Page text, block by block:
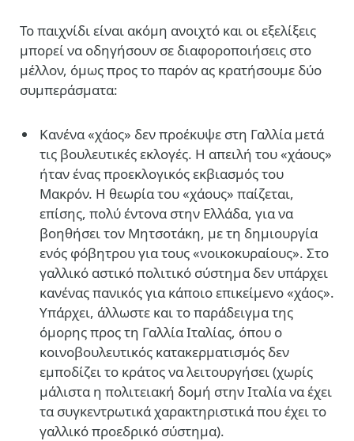
Το παιχνίδι είναι ακόμη ανοιχτό και οι εξελίξεις
μπορεί να οδηγήσουν σε διαφοροποιήσεις στο
μέλλον, όμως προς το παρόν ας κρατήσουμε δύο
συμπεράσματα:
Κανένα «χάος» δεν προέκυψε στη Γαλλία μετά
τις βουλευτικές εκλογές. Η απειλή του «χάους»
ήταν ένας προεκλογικός εκβιασμός του
Μακρόν. Η θεωρία του «χάους» παίζεται,
επίσης, πολύ έντονα στην Ελλάδα, για να
βοηθήσει τον Μητσοτάκη, με τη δημιουργία
ενός φόβητρου για τους «νοικοκυραίους». Στο
γαλλικό αστικό πολιτικό σύστημα δεν υπάρχει
κανένας πανικός για κάποιο επικείμενο «χάος».
Υπάρχει, άλλωστε και το παράδειγμα της
όμορης προς τη Γαλλία Ιταλίας, όπου ο
κοινοβουλευτικός κατακερματισμός δεν
εμποδίζει το κράτος να λειτουργήσει (χωρίς
μάλιστα η πολιτειακή δομή στην Ιταλία να έχει
τα συγκεντρωτικά χαρακτηριστικά που έχει το
γαλλικό προεδρικό σύστημα).